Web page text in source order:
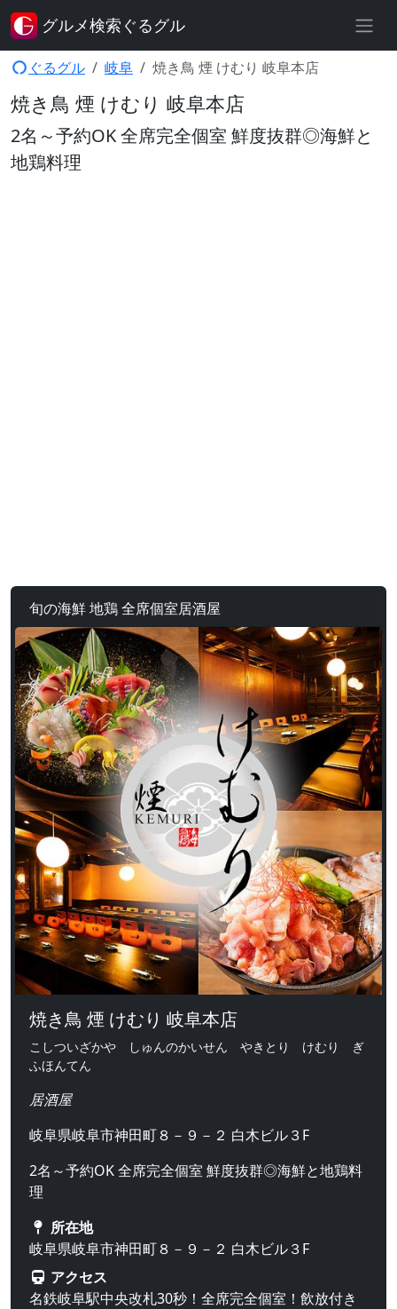
ぐるグル 岐阜 焼き鳥 煙 けむり 岐阜本店
焼き鳥 煙 けむり 岐阜本店
2名～予約OK 全席完全個室 鮮度抜群◎海鮮と
地鶏料理
旬の海鮮 地鶏 全席個室居酒屋
焼き鳥 煙 けむり 岐阜本店
こしついざかや しゅんのかいせん やきとり けむり ぎ
ふほんてん
居酒屋
岐阜県岐阜市神田町８－９－２ 白木ビル３F
2名～予約OK 全席完全個室 鮮度抜群◎海鮮と地鶏料
理
所在地
岐阜県岐阜市神田町８－９－２ 白木ビル３F
アクセス
名鉄岐阜駅中央改札30秒！全席完全個室！飲放付き
グルメ検索ぐるグル